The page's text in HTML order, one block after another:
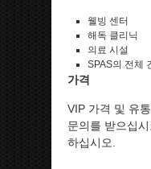
웰빙 센터
해독 클리닉
의료 시설
SPAS의 전체
가격
VIP 가격 및 유
문의를 받으십
하십시오.